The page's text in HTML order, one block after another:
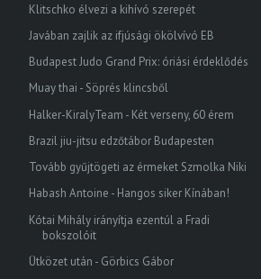
Klitschko élvezi a kihívó szerepét
Javában zajlik az ifjúsági ökölvívó EB
Budapest Judo Grand Prix: óriási érdeklődés
Muay thai - Söprés klincsből
Halker-KiralyTeam - Két verseny, 60 érem
Brazil jiu-jitsu edzőtábor Budapesten
Tovább gyűjtögeti az érmeket Szmolka Niki
Habash Antoine - Hangos siker Kínában!
Kótai Mihály irányítja ezentúl a Fradi
bokszolóit
Ütközet után - Görbics Gábor